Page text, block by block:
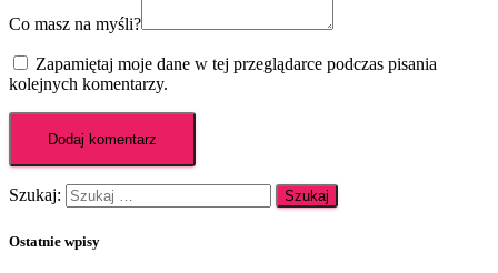
Co masz na myśli?
Zapamiętaj moje dane w tej przeglądarce podczas pisania
kolejnych komentarzy.
Szukaj:
Ostatnie wpisy